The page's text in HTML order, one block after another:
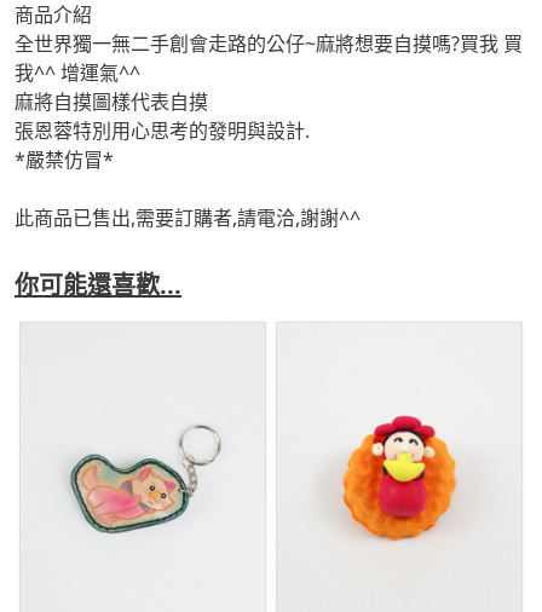
商品介紹
全世界獨一無二手創會走路的公仔~麻將想要自摸嗎?買我 買
我^^ 增運氣^^
麻將自摸圖樣代表自摸
張恩蓉特別用心思考的發明與設計.
*嚴禁仿冒*
此商品已售出,需要訂購者,請電洽,謝謝^^
你可能還喜歡...